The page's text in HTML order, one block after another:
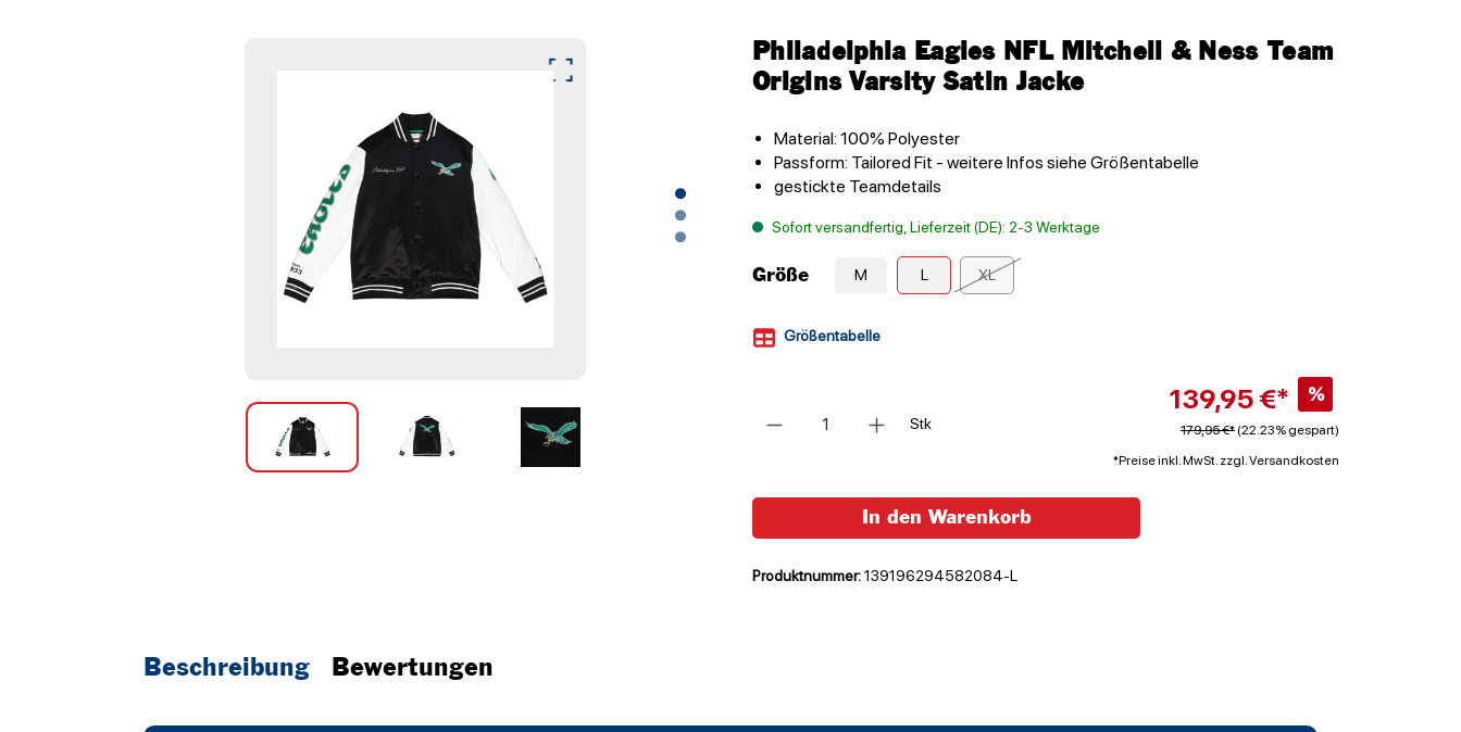
Philadelphia Eagles NFL Mitchell & Ness Team
Origins Varsity Satin Jacke
Material: 100% Polyester
Passform: Tailored Fit - weitere Infos siehe Größentabelle
gestickte Teamdetails
Sofort versandfertig, Lieferzeit (DE): 2-3 Werktage
Größe M L XL
Größentabelle
Stk
139,95 €* %
179,95 €* (22.23% gespart)
*Preise inkl. MwSt. zzgl. Versandkosten
In den Warenkorb
Produktnummer:139196294582084-L
Beschreibung Bewertungen